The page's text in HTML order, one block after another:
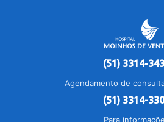
(51) 3314-
Agendamento de
(51) 3314-
Para